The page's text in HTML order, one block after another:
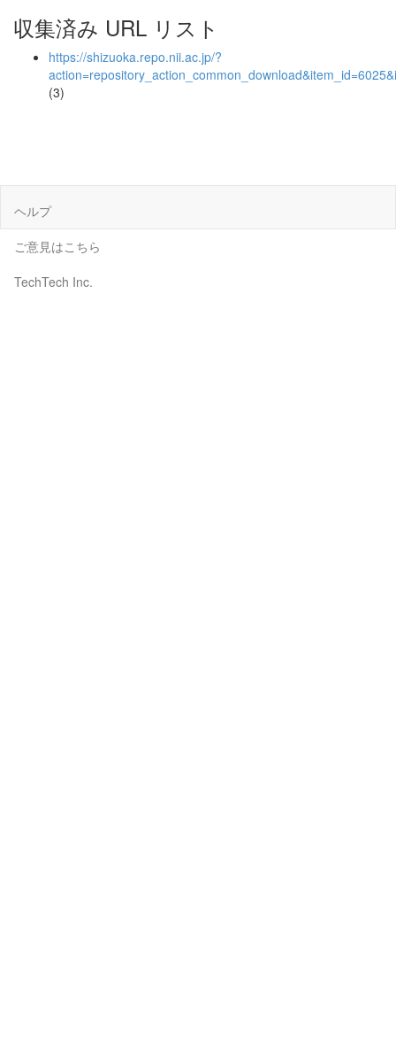
収集済み URL リスト
https://shizuoka.repo.nii.ac.jp/?
(3)
ヘルプ
ご意見はこちら
TechTech Inc.